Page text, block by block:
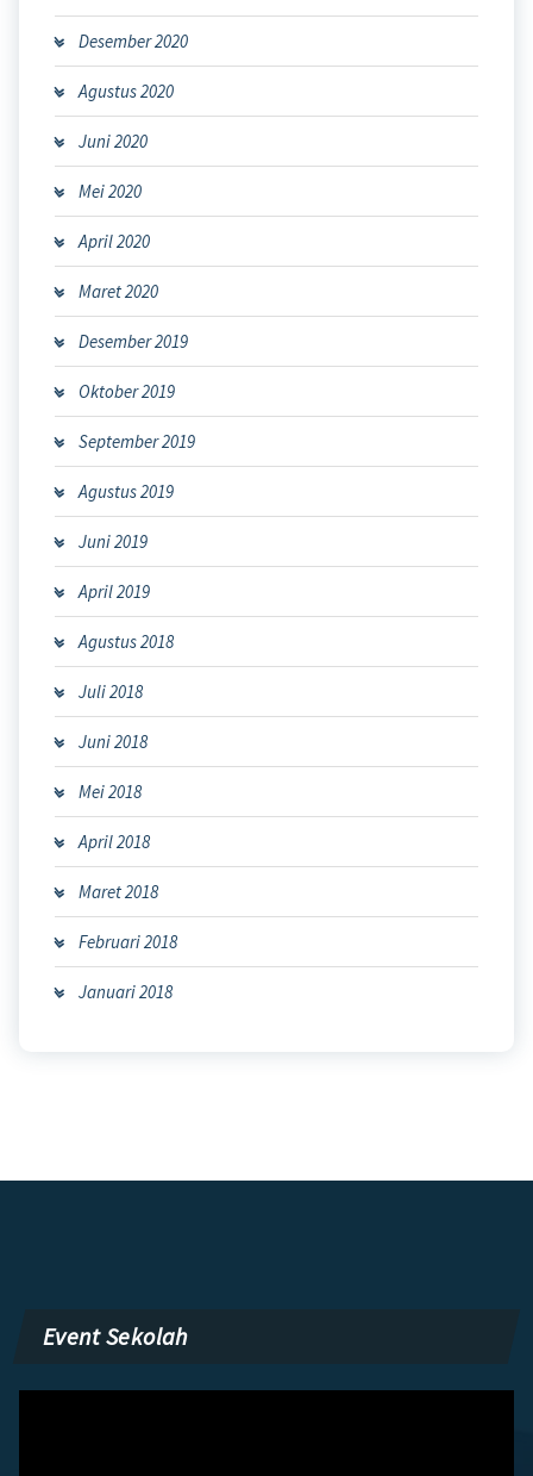
Desember 2020
Agustus 2020
Juni 2020
Mei 2020
April 2020
Maret 2020
Desember 2019
Oktober 2019
September 2019
Agustus 2019
Juni 2019
April 2019
Agustus 2018
Juli 2018
Juni 2018
Mei 2018
April 2018
Maret 2018
Februari 2018
Januari 2018
Event Sekolah